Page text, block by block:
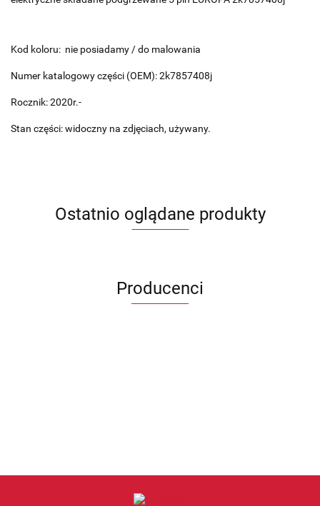
Kod koloru: nie posiadamy / do malowania
Numer katalogowy części (OEM): 2k7857408j
Rocznik: 2020r.-
Stan części: widoczny na zdjęciach, używany.
Ostatnio oglądane produkty
Producenci